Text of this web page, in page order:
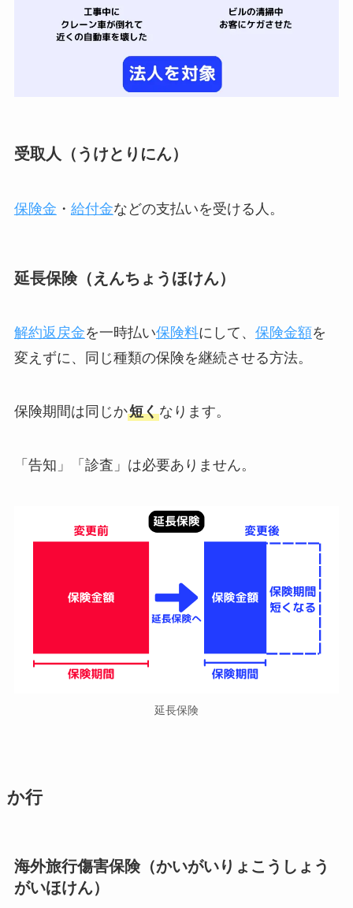
受取人（うけとりにん）
保険金 ・ 給付金などの支払いを受ける人。
延長保険（えんちょうほけん）
解約返戻金を一時払い保険料にして、 保険金額を
変えずに、同じ種類の保険を継続させる方法。
保険期間は同じか短くなります。
「告知」「診査」は必要ありません。
延長保険
か行
海外旅行傷害保険（かいがいりょこうしょう
がいほけん）